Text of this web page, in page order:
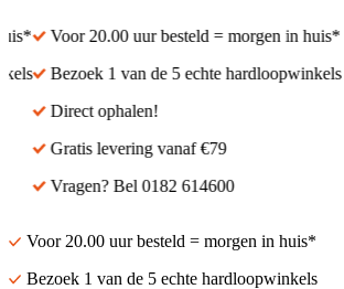
Voor 20.00 uur besteld = morgen in huis*
Bezoek 1 van de 5 echte hardloopwinkels
Direct ophalen!
Gratis levering vanaf €79
Vragen? Bel 0182 614600
Voor 20.00 uur besteld = morgen in huis*
Bezoek 1 van de 5 echte hardloopwinkels